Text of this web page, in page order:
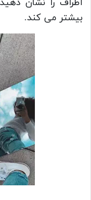
بیشتر می کند.